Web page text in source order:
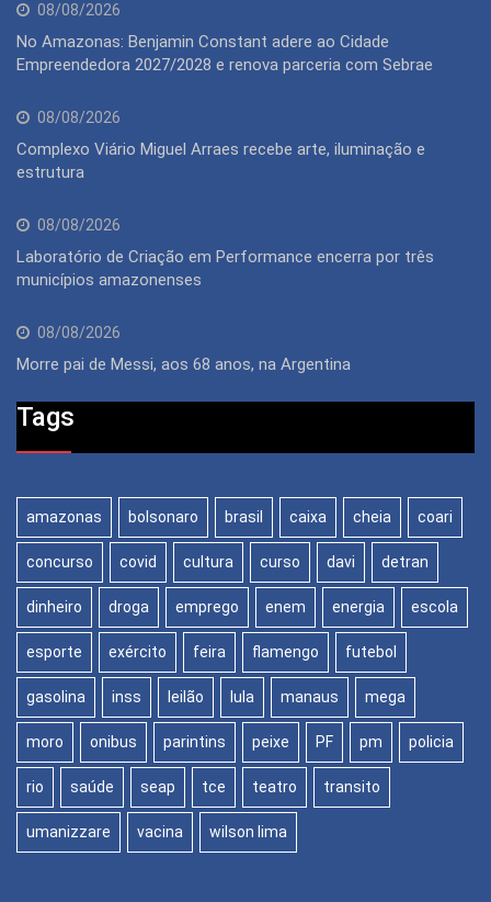
08/08/2026
No Amazonas: Benjamin Constant adere ao Cidade
Empreendedora 2027/2028 e renova parceria com Sebrae
08/08/2026
Complexo Viário Miguel Arraes recebe arte, iluminação e
estrutura
08/08/2026
Laboratório de Criação em Performance encerra por três
municípios amazonenses
08/08/2026
Morre pai de Messi, aos 68 anos, na Argentina
Tags
amazonas bolsonaro brasil caixa cheia coari
concurso covid cultura curso davi detran
dinheiro droga emprego enem energia escola
esporte exército feira flamengo futebol
gasolina inss leilão lula manaus mega
moro onibus parintins peixe PF pm policia
rio saúde seap tce teatro transito
umanizzare vacina wilson lima